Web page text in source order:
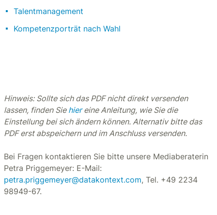
Talentmanagement
Kompetenzporträt nach Wahl
Hinweis: Sollte sich das PDF nicht direkt versenden
lassen, finden Sie hiereine Anleitung, wie Sie die
Einstellung bei sich ändern können. Alternativ bitte das
PDF erst abspeichern und im Anschluss versenden.
Bei Fragen kontaktieren Sie bitte unsere Mediaberaterin
Petra Priggemeyer: E-Mail:
petra.priggemeyer@datakontext.com, Tel. +49 2234
98949-67.